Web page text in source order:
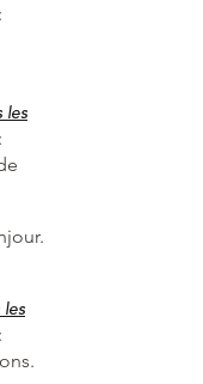
:
les
:
les
: